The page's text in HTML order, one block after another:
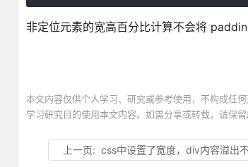
非定位元素的宽高百分比计算不会将
本文内容仅供个人学习、研究或参考使用，不构成任
学习研究目的使用本文内容。如需分享或转载，请保
上一页:css中设置了宽度，div内容溢出不换